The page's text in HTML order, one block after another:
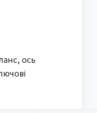
ось